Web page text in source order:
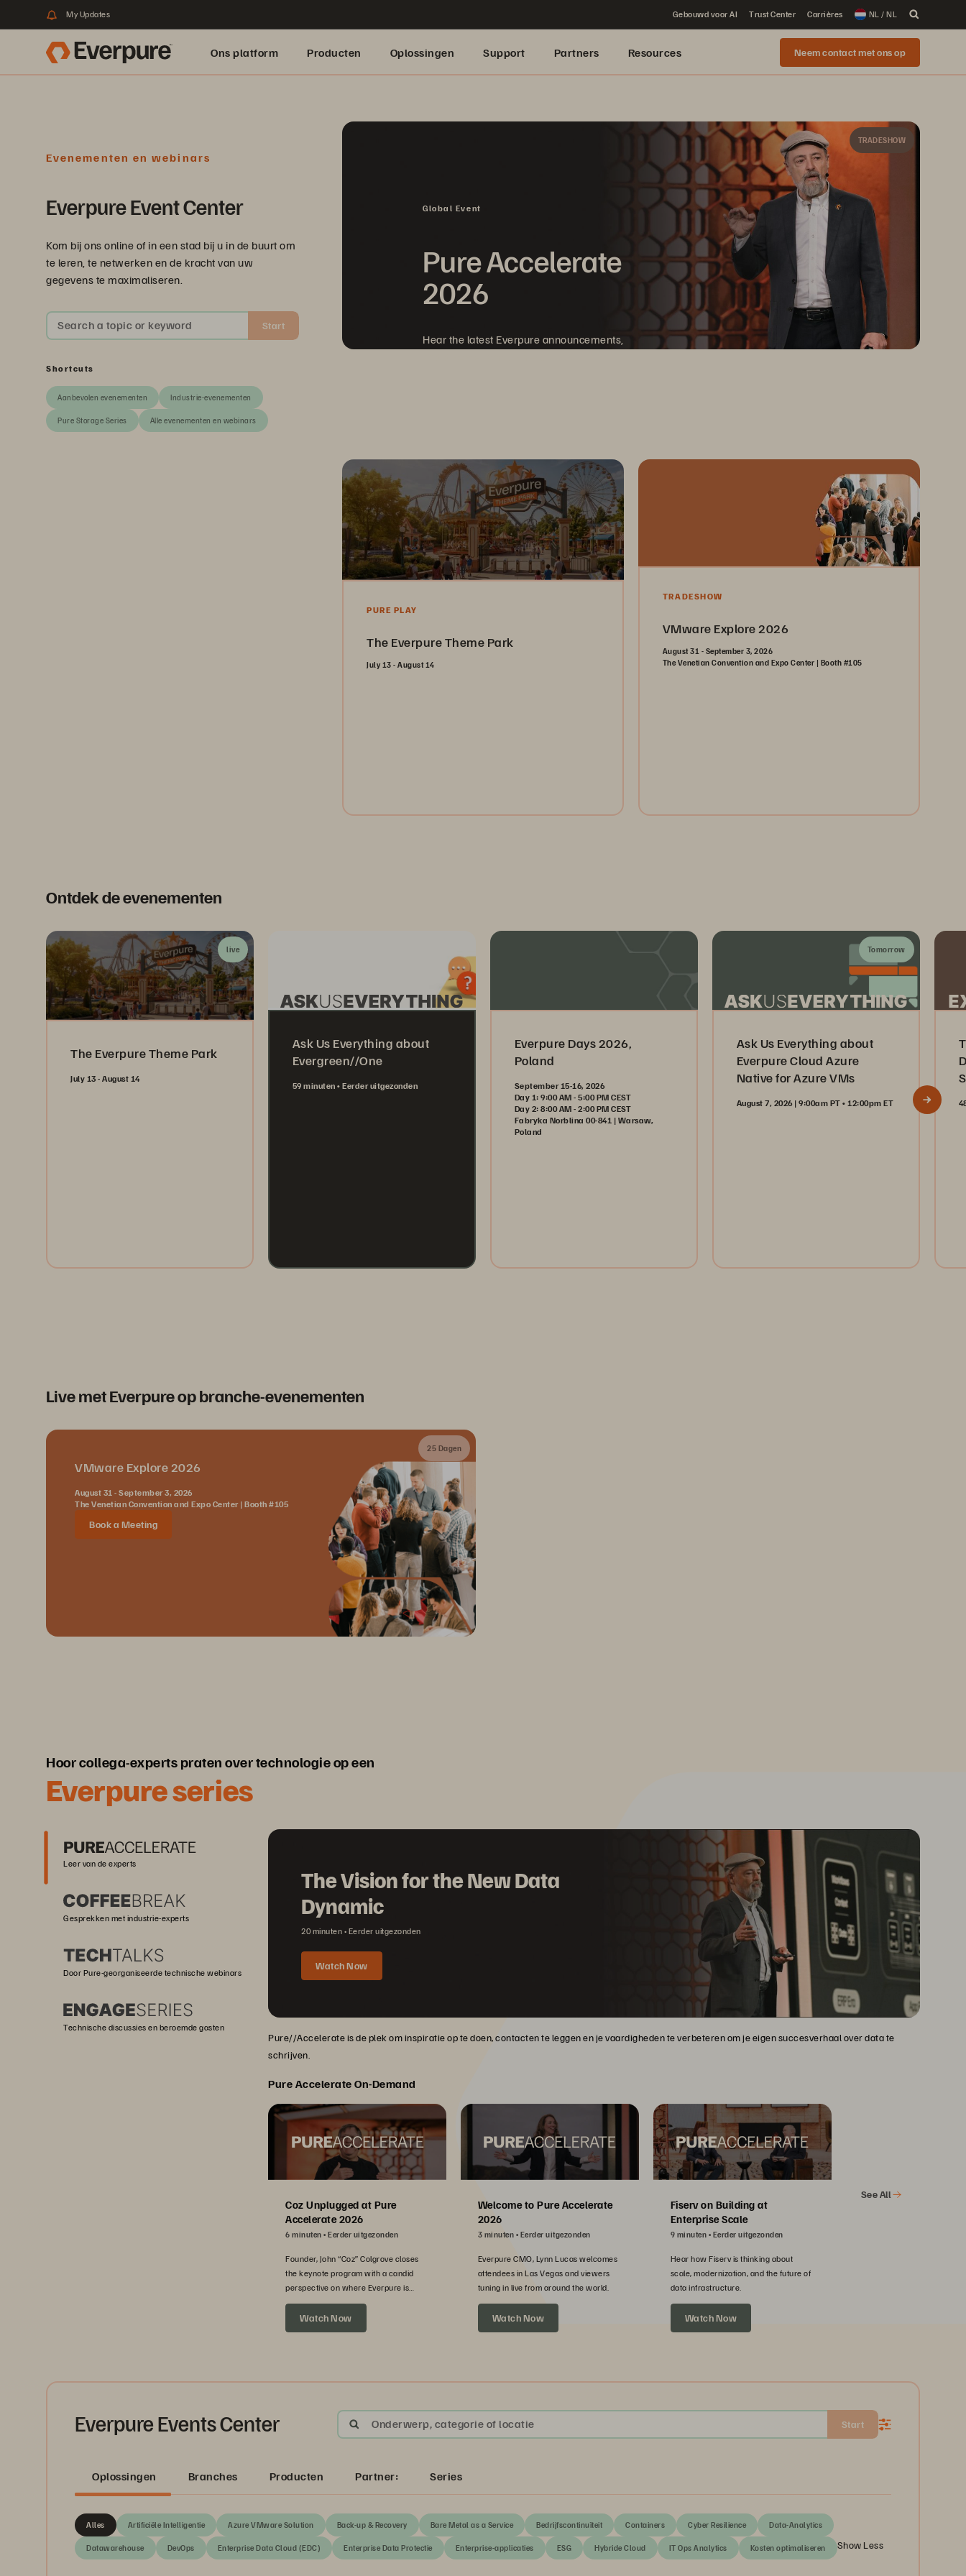
My Updates Gebouwd voor AI Trust Center Carrières NL / NL
Ons platform Producten Oplossingen Support Partners Resources Neem contact met ons op
Evenementen en webinars
Everpure Event Center
Kom bij ons online of in een stad bij u in de buurt om
te leren, te netwerken en de kracht van uw
gegevens te maximaliseren.
Search a topic or keyword Start
Shortcuts
Aanbevolen evenementen Industrie-evenementen
Pure Storage Series Alle evenementen en webinars
TRADESHOW
Global Event
Pure Accelerate
2026
Hear the latest Everpure announcements,
PURE PLAY
The Everpure Theme Park
July 13 - August 14
TRADESHOW
VMware Explore 2026
August 31 - September 3, 2026
The Venetian Convention and Expo Center | Booth #105
Ontdek de evenementen
live
The Everpure Theme Park
July 13 - August 14
Ask Us Everything about
Evergreen//One
59 minuten Eerder uitgezonden
Everpure Days 2026,
Poland
September 15-16, 2026
Day 1: 9:00 AM - 5:00 PM CEST
Day 2: 8:00 AM - 2:00 PM CEST
Fabryka Norblina 00-841 | Warsaw,
Poland
Tomorrow
Ask Us Everything about
Everpure Cloud Azure
Native for Azure VMs
August 7, 2026 | 9:00am PT • 12:00pm ET
Live met Everpure op branche-evenementen
25 Dagen
VMware Explore 2026
August 31 - September 3, 2026
The Venetian Convention and Expo Center | Booth #105
Book a Meeting
Hoor collega-experts praten over technologie op een
Everpure series
Leer van de experts
Gesprekken met industrie-experts
Door Pure-georganiseerde technische webinars
Technische discussies en beroemde gasten
The Vision for the New Data
Dynamic
20 minuten Eerder uitgezonden
Watch Now
Pure//Accelerate is de plek om inspiratie op te doen, contacten te leggen en je vaardigheden te verbeteren om je eigen succesverhaal over data te
schrijven.
Pure Accelerate On-Demand
Coz Unplugged at Pure
Accelerate 2026
6 minuten Eerder uitgezonden
Founder, John “Coz” Colgrove closes
the keynote program with a candid
perspective on where Everpure is
headed next.
Watch Now
Welcome to Pure Accelerate
2026
3 minuten Eerder uitgezonden
Everpure CMO, Lynn Lucas welcomes
attendees in Las Vegas and viewers
tuning in live from around the world.
Watch Now
Fiserv on Building at
Enterprise Scale
9 minuten Eerder uitgezonden
Hear how Fiserv is thinking about
scale, modernization, and the future of
data infrastructure.
Watch Now
See All
Everpure Events Center Onderwerp, categorie of locatie Start
Oplossingen Branches Producten Partner: Series
Alles Artificiële Intelligentie Azure VMware Solution Back-up & Recovery Bare Metal as a Service Bedrijfscontinuïteit Containers Cyber Resilience Data-Analytics
Datawarehouse DevOps Enterprise Data Cloud (EDC) Enterprise Data Protectie Enterprise-applicaties ESG Hybride Cloud IT Ops Analytics Kosten optimaliseren Show Less